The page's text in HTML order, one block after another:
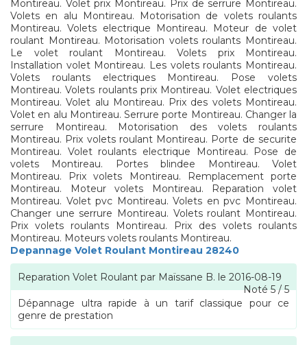
Montireau. Volet prix Montireau. Prix de serrure Montireau.
Volets en alu Montireau. Motorisation de volets roulants
Montireau. Volets electrique Montireau. Moteur de volet
roulant Montireau. Motorisation volets roulants Montireau.
Le volet roulant Montireau. Volets prix Montireau.
Installation volet Montireau. Les volets roulants Montireau.
Volets roulants electriques Montireau. Pose volets
Montireau. Volets roulants prix Montireau. Volet electriques
Montireau. Volet alu Montireau. Prix des volets Montireau.
Volet en alu Montireau. Serrure porte Montireau. Changer la
serrure Montireau. Motorisation des volets roulants
Montireau. Prix volets roulant Montireau. Porte de securite
Montireau. Volet roulants electrique Montireau. Pose de
volets Montireau. Portes blindee Montireau. Volet
Montireau. Prix volets Montireau. Remplacement porte
Montireau. Moteur volets Montireau. Reparation volet
Montireau. Volet pvc Montireau. Volets en pvc Montireau.
Changer une serrure Montireau. Volets roulant Montireau.
Prix volets roulants Montireau. Prix des volets roulants
Montireau. Moteurs volets roulants Montireau.
Depannage Volet Roulant Montireau 28240
Reparation Volet Roulant par Maïssane B. le 2016-08-19
Noté5/5
Dépannage ultra rapide à un tarif classique pour ce
genre de prestation